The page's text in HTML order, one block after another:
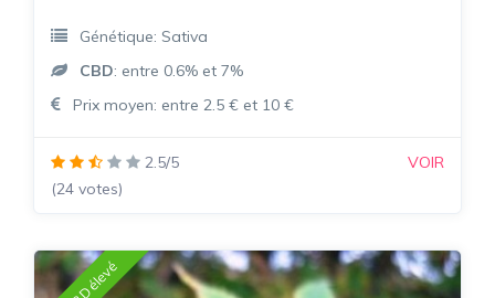
Génétique: Sativa
CBD: entre 0.6% et 7%
Prix moyen: entre 2.5 € et 10 €
2.5/5
(24 votes)
VOIR